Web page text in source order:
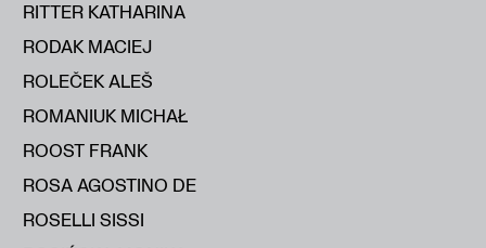
RITTER KATHARINA
RODAK MACIEJ
ROLEČEK ALEŠ
ROMANIUK MICHAŁ
ROOST FRANK
ROSA AGOSTINO DE
ROSELLI SISSI